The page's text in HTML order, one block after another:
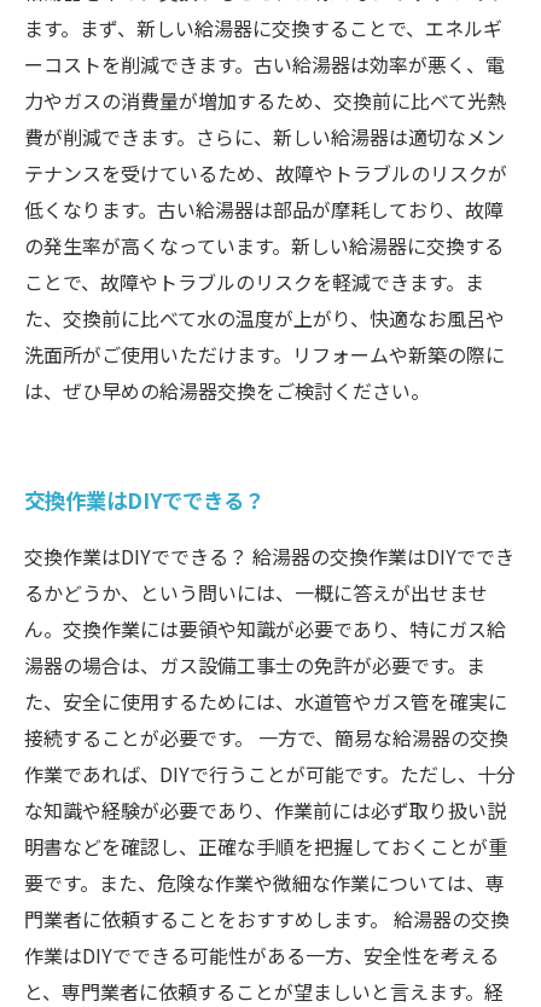
ます。まず、新しい給湯器に交換することで、エネルギ
ーコストを削減できます。古い給湯器は効率が悪く、電
力やガスの消費量が増加するため、交換前に比べて光熱
費が削減できます。さらに、新しい給湯器は適切なメン
テナンスを受けているため、故障やトラブルのリスクが
低くなります。古い給湯器は部品が摩耗しており、故障
の発生率が高くなっています。新しい給湯器に交換する
ことで、故障やトラブルのリスクを軽減できます。ま
た、交換前に比べて水の温度が上がり、快適なお風呂や
洗面所がご使用いただけます。リフォームや新築の際に
は、ぜひ早めの給湯器交換をご検討ください。
交換作業はDIYでできる？
交換作業はDIYでできる？ 給湯器の交換作業はDIYででき
るかどうか、という問いには、一概に答えが出せませ
ん。交換作業には要領や知識が必要であり、特にガス給
湯器の場合は、ガス設備工事士の免許が必要です。ま
た、安全に使用するためには、水道管やガス管を確実に
接続することが必要です。 一方で、簡易な給湯器の交換
作業であれば、DIYで行うことが可能です。ただし、十分
な知識や経験が必要であり、作業前には必ず取り扱い説
明書などを確認し、正確な手順を把握しておくことが重
要です。また、危険な作業や微細な作業については、専
門業者に依頼することをおすすめします。 給湯器の交換
作業はDIYでできる可能性がある一方、安全性を考える
と、専門業者に依頼することが望ましいと言えます。経